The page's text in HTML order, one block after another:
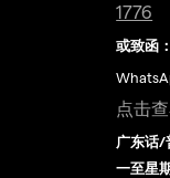
1776
或致函：
点击
广东话/
一至星